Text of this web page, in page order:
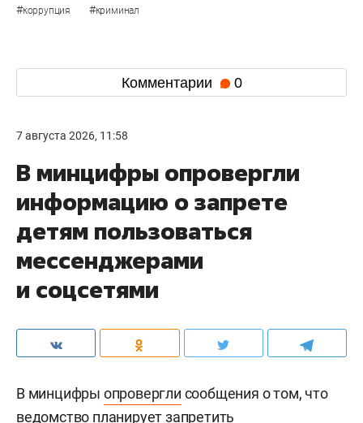
#коррупция #криминал
Комментарии 0
7 августа 2026, 11:58
В минцифры опровергли
информацию о запрете
детям пользоваться
мессенджерами
и соцсетями
В минцифры опровергли сообщения о том, что
ведомство планирует запретить